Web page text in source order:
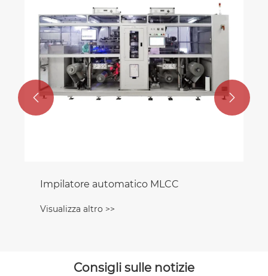
Visualizza altro >>
 
Consigli sulle notizie